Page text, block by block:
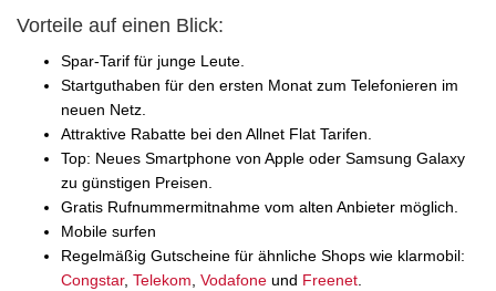
Vorteile auf einen Blick:
Spar-Tarif für junge Leute.
Startguthaben für den ersten Monat zum Telefonieren im
neuen Netz.
Attraktive Rabatte bei den Allnet Flat Tarifen.
Top: Neues Smartphone von Apple oder Samsung Galaxy
zu günstigen Preisen.
Gratis Rufnummermitnahme vom alten Anbieter möglich.
Mobile surfen
Regelmäßig Gutscheine für ähnliche Shops wie klarmobil:
Congstar, Telekom Vodafone und Freenet